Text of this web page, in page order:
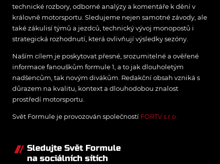
technické rozbory, odborné analýzy a komentáře k dění v
královně motorsportu. Sledujeme nejen samotné závody, ale
také zákulisí týmů a jezdců, technický vývoj monopostů i
strategická rozhodnutí, která ovlivňují výsledky sezóny.
Naším cílem je poskytovat přesné, srozumitelné a ověřené
informace fanouškům formule 1, a to jak dlouholetým
nadšencům, tak novým divákům. Redakční obsah vzniká s
důrazem na kvalitu, kontext a dlouhodobou znalost
prostředí motorsportu.
Svět Formule je provozován společností FORTV s.r.o.
Sledujte Svět Formule
na sociálních sítích